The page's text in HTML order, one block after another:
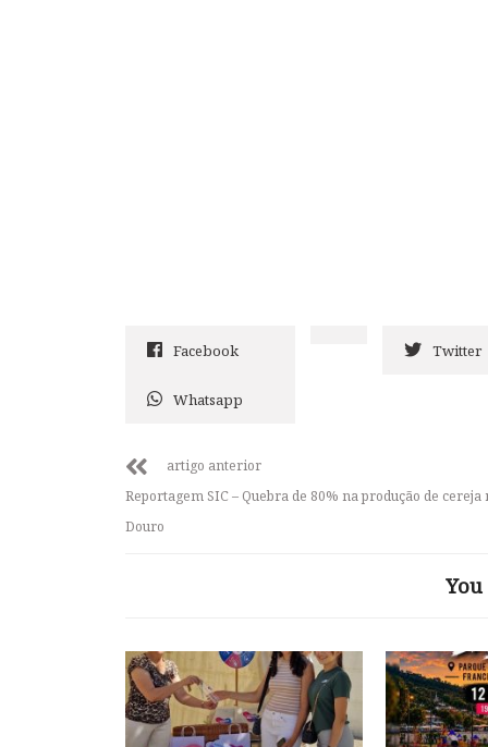
Facebook Twitter
Whatsapp
artigo anterior
Reportagem SIC – Quebra de 80% na produção de cereja
Douro